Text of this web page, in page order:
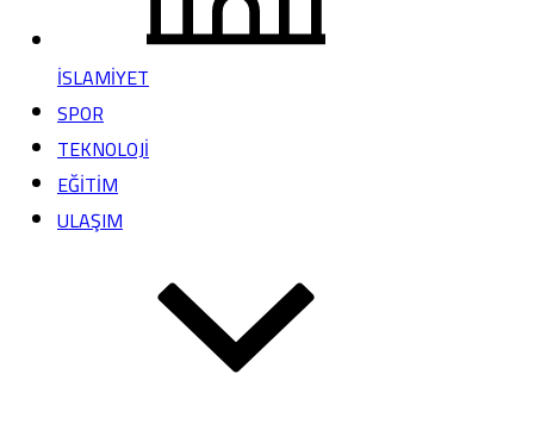
İSLAMİYET
SPOR
TEKNOLOJİ
EĞİTİM
ULAŞIM